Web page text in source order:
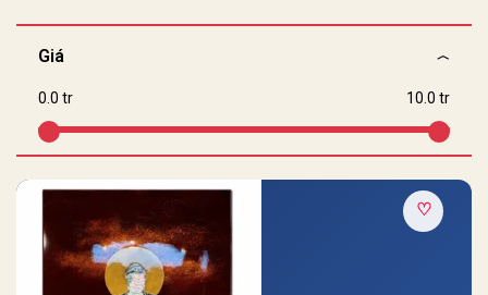
Giá
0.0 tr 10.0 tr
♡